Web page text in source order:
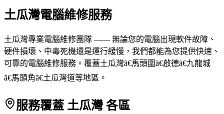
土瓜灣電腦維修服務
土瓜灣專業電腦維修團隊 —— 無論您的電腦出現軟件故障、
硬件損壞、中毒死機還是運行緩慢，我們都能為您提供快速、
可靠的電腦維修服務。覆蓋土瓜灣ã€馬頭圍ã€啟德ã€九龍城
ã€馬頭角ã€土瓜灣道等地區。
服務覆蓋 土瓜灣 各區